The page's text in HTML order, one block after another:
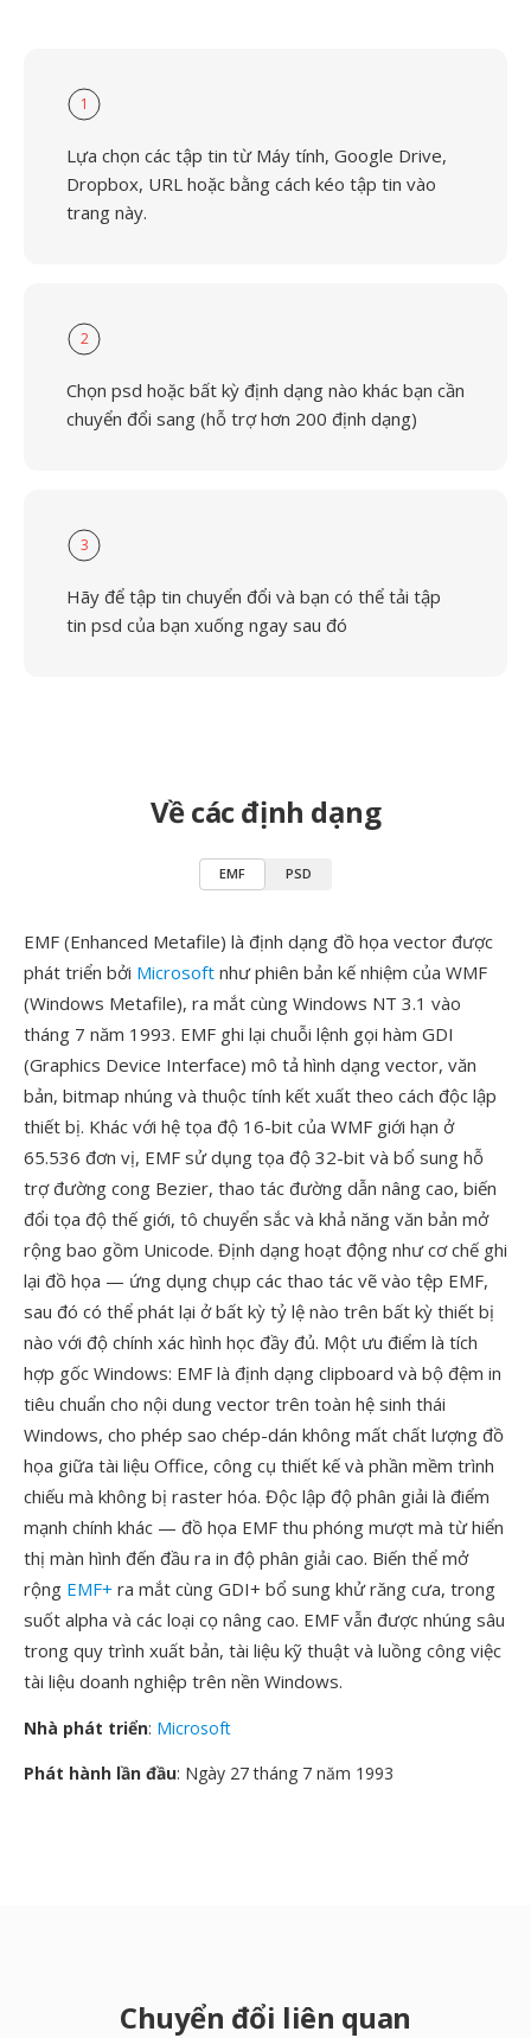
1
Lựa chọn các tập tin từ Máy tính, Google Drive,
Dropbox, URL hoặc bằng cách kéo tập tin vào
trang này.
2
Chọn psd hoặc bất kỳ định dạng nào khác bạn cần
chuyển đổi sang (hỗ trợ hơn 200 định dạng)
3
Hãy để tập tin chuyển đổi và bạn có thể tải tập
tin psd của bạn xuống ngay sau đó
Về các định dạng
EMF PSD
EMF (Enhanced Metafile) là định dạng đồ họa vector được
phát triển bởi Microsoft như phiên bản kế nhiệm của WMF
(Windows Metafile), ra mắt cùng Windows NT 3.1 vào
tháng 7 năm 1993. EMF ghi lại chuỗi lệnh gọi hàm GDI
(Graphics Device Interface) mô tả hình dạng vector, văn
bản, bitmap nhúng và thuộc tính kết xuất theo cách độc lập
thiết bị. Khác với hệ tọa độ 16-bit của WMF giới hạn ở
65.536 đơn vị, EMF sử dụng tọa độ 32-bit và bổ sung hỗ
trợ đường cong Bezier, thao tác đường dẫn nâng cao, biến
đổi tọa độ thế giới, tô chuyển sắc và khả năng văn bản mở
rộng bao gồm Unicode. Định dạng hoạt động như cơ chế ghi
lại đồ họa — ứng dụng chụp các thao tác vẽ vào tệp EMF,
sau đó có thể phát lại ở bất kỳ tỷ lệ nào trên bất kỳ thiết bị
nào với độ chính xác hình học đầy đủ. Một ưu điểm là tích
hợp gốc Windows: EMF là định dạng clipboard và bộ đệm in
tiêu chuẩn cho nội dung vector trên toàn hệ sinh thái
Windows, cho phép sao chép-dán không mất chất lượng đồ
họa giữa tài liệu Office, công cụ thiết kế và phần mềm trình
chiếu mà không bị raster hóa. Độc lập độ phân giải là điểm
mạnh chính khác — đồ họa EMF thu phóng mượt mà từ hiển
thị màn hình đến đầu ra in độ phân giải cao. Biến thể mở
rộng EMF+ ra mắt cùng GDI+ bổ sung khử răng cưa, trong
suốt alpha và các loại cọ nâng cao. EMF vẫn được nhúng sâu
trong quy trình xuất bản, tài liệu kỹ thuật và luồng công việc
tài liệu doanh nghiệp trên nền Windows.
Nhà phát triển: Microsoft
Phát hành lần đầu: Ngày 27 tháng 7 năm 1993
Chuyển đổi liên quan